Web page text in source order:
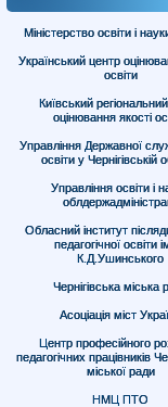
Міністерство освіти і
Український центр
освіти
Київський
оцінювання якості
Управління Державної
освіти у Чернігівській
Управління освіти і
Обласний інститут
педагогічної освіти
К.Д.Ушинського
Чернігівська міська
Асоціація міст
Центр професійного
педагогічних працівників
міської ради
НМЦ ПТО